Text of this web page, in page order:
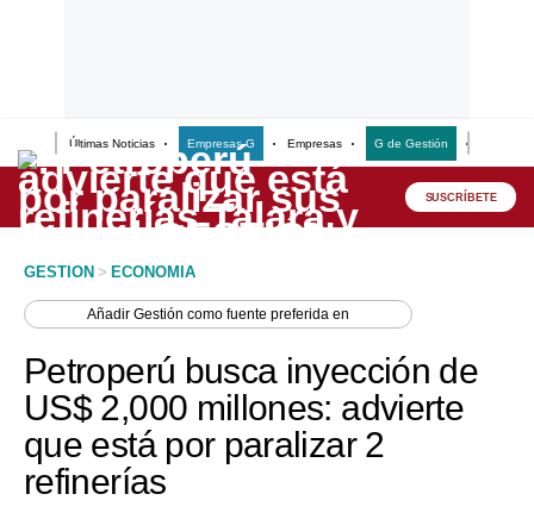
Últimas Noticias Empresas G Empresas G de Gestión
Lo último
Peru Quiosco
Economía
Mercados
Perú
SUSCRÍBETE
GESTION > ECONOMIA
AñadirGestión como fuente preferida en
Petroperú busca inyección de
US$ 2,000 millones: advierte
que está por paralizar 2
refinerías